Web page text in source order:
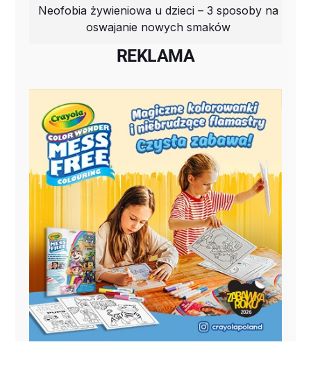
Neofobia żywieniowa u dzieci – 3 sposoby na
oswajanie nowych smaków
REKLAMA